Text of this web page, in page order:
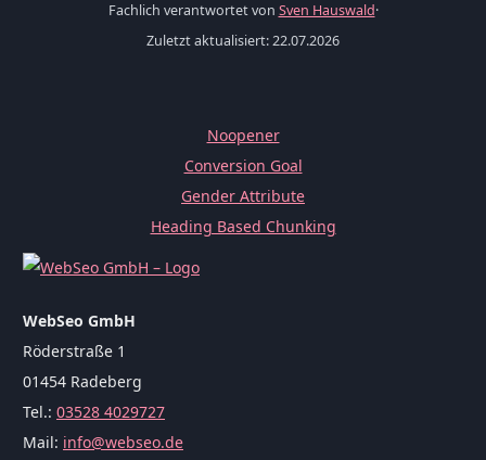
Fachlich verantwortet von Sven Hauswald·
Zuletzt aktualisiert: 22.07.2026
Noopener
Conversion Goal
Gender Attribute
Heading Based Chunking
WebSeo GmbH
Röderstraße 1
01454 Radeberg
Tel.: 03528 4029727
Mail: info@webseo.de